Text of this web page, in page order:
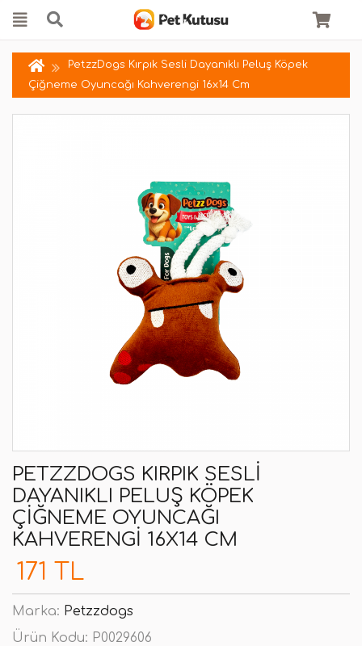
PetzzDogs Kırpık Sesli Dayanıklı Peluş Köpek
Çiğneme Oyuncağı Kahverengi 16x14 Cm
PETZZDOGS KIRPIK SESLI
DAYANIKLI PELUŞ KÖPEK
ÇIĞNEME OYUNCAĞI
KAHVERENGI 16X14 CM
171 TL
Marka: Petzzdogs
Ürün Kodu: P0029606